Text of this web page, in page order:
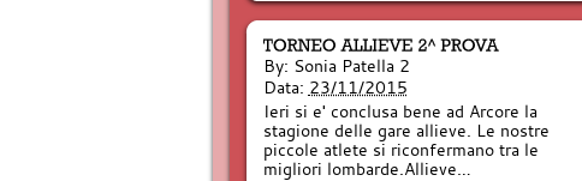
By: Sonia Patella 2
Data: 23/11/2015
Ieri si e' conclusa bene ad Arcore la
stagione delle gare allieve. Le nostre
piccole atlete si riconfermano tra le
migliori lombarde.Allieve…